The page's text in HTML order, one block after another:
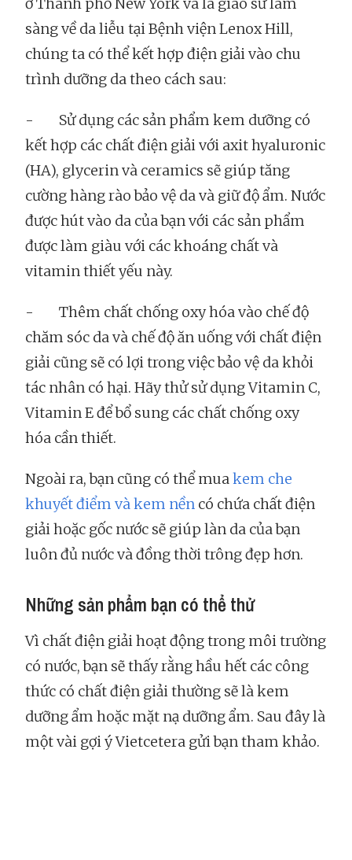
sàng về da liễu tại Bệnh viện Lenox Hill,
chúng ta có thể kết hợp điện giải vào chu
trình dưỡng da theo cách sau:
- Sử dụng các sản phẩm kem dưỡng có
kết hợp các chất điện giải với axit hyaluronic
(HA), glycerin và ceramics sẽ giúp tăng
cường hàng rào bảo vệ da và giữ độ ẩm. Nước
được hút vào da của bạn với các sản phẩm
được làm giàu với các khoáng chất và
vitamin thiết yếu này.
- Thêm chất chống oxy hóa vào chế độ
chăm sóc da và chế độ ăn uống với chất điện
giải cũng sẽ có lợi trong việc bảo vệ da khỏi
tác nhân có hại. Hãy thử sử dụng Vitamin C,
Vitamin E để bổ sung các chất chống oxy
hóa cần thiết.
Ngoài ra, bạn cũng có thể muakem che
khuyết điểm và kem nền có chứa chất điện
giải hoặc gốc nước sẽ giúp làn da của bạn
luôn đủ nước và đồng thời trông đẹp hơn.
Những sản phẩm bạn có thể thử
Vì chất điện giải hoạt động trong môi trường
có nước, bạn sẽ thấy rằng hầu hết các công
thức có chất điện giải thường sẽ là kem
dưỡng ẩm hoặc mặt nạ dưỡng ẩm. Sau đây là
một vài gợi ý Vietcetera gửi bạn tham khảo.